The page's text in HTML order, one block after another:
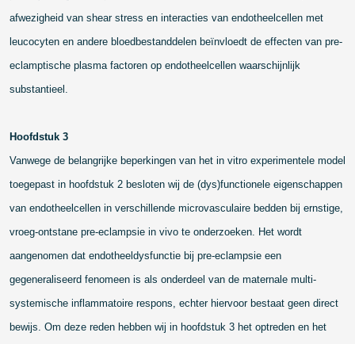
afwezigheid van shear stress en interacties van endotheelcellen met
leucocyten en andere bloedbestanddelen beïnvloedt de effecten van pre-
eclamptische plasma factoren op endotheelcellen waarschijnlijk
substantieel.
Hoofdstuk 3
Vanwege de belangrijke beperkingen van het in vitro experimentele model
toegepast in hoofdstuk 2 besloten wij de (dys)functionele eigenschappen
van endotheelcellen in verschillende microvasculaire bedden bij ernstige,
vroeg-ontstane pre-eclampsie in vivo te onderzoeken. Het wordt
aangenomen dat endotheeldysfunctie bij pre-eclampsie een
gegeneraliseerd fenomeen is als onderdeel van de maternale multi-
systemische inflammatoire respons, echter hiervoor bestaat geen direct
bewijs. Om deze reden hebben wij in hoofdstuk 3 het optreden en het